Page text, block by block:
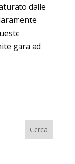
dalle
gara ad